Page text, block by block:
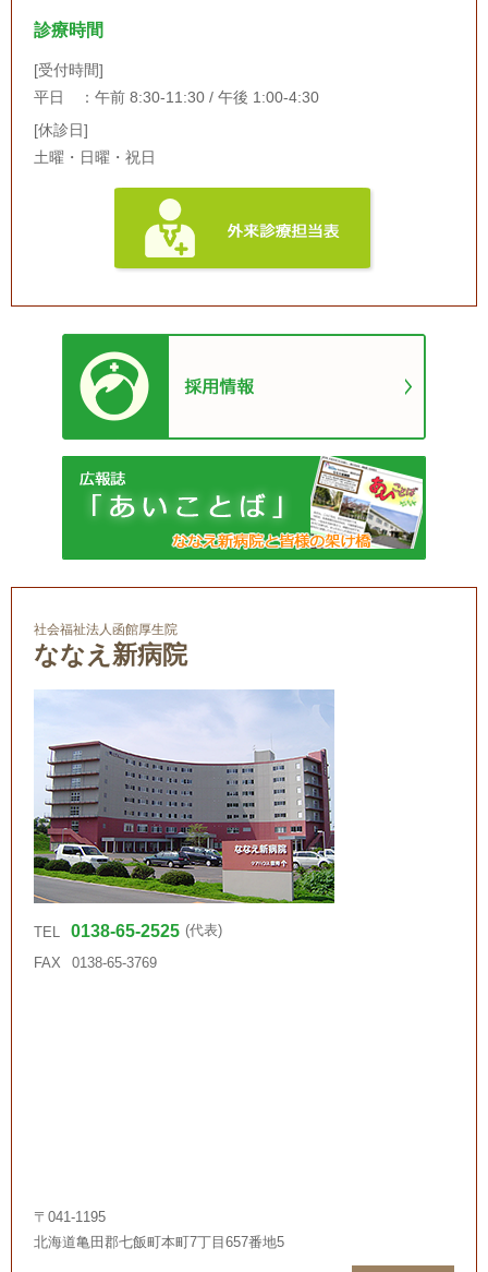
診療時間
[受付時間]
平日 ：午前 8:30-11:30 / 午後 1:00-4:30
[休診日]
土曜・日曜・祝日
社会福祉法人函館厚生院
ななえ新病院
TEL 0138-65-2525 (代表)
FAX
0138-65-3769
〒041-1195
北海道亀田郡七飯町本町7丁目657番地5